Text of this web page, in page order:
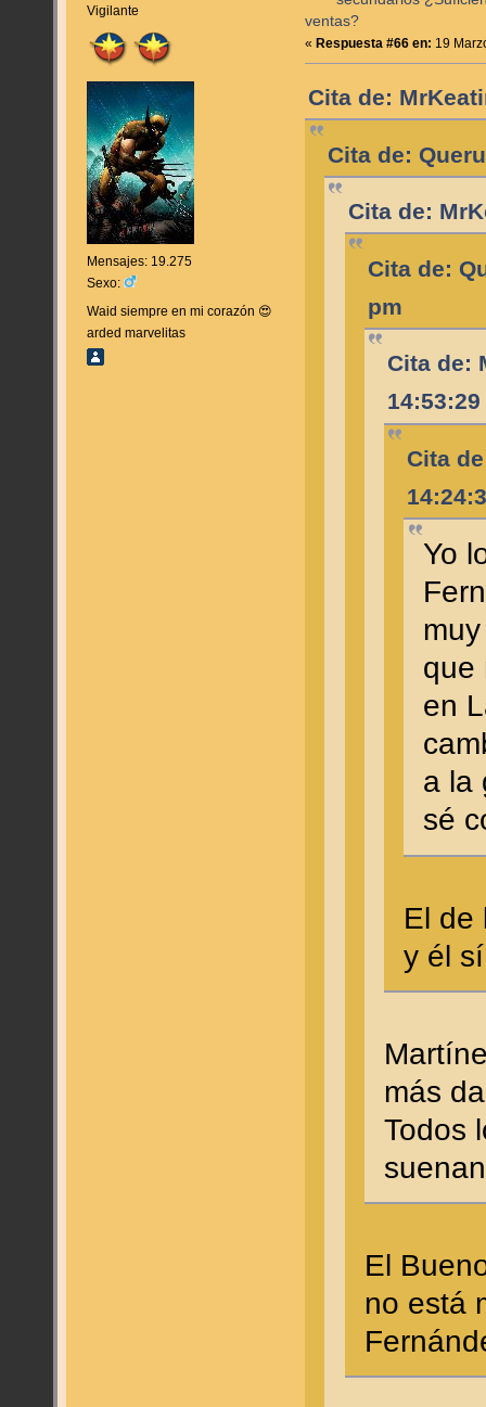
Vigilante
Mensajes: 19.275
Sexo:
Waid siempre en mi corazón 😍
arded marvelitas
ventas?
« Respuesta #66 en: 19
Cita de:
Cita de:
Cita de:
Cita de:
pm
Cita de:
Cita
Yo
que
en
a la
sé
El de
y él
más
Todos
El
no está